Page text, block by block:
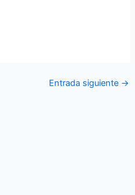
Entrada siguiente →